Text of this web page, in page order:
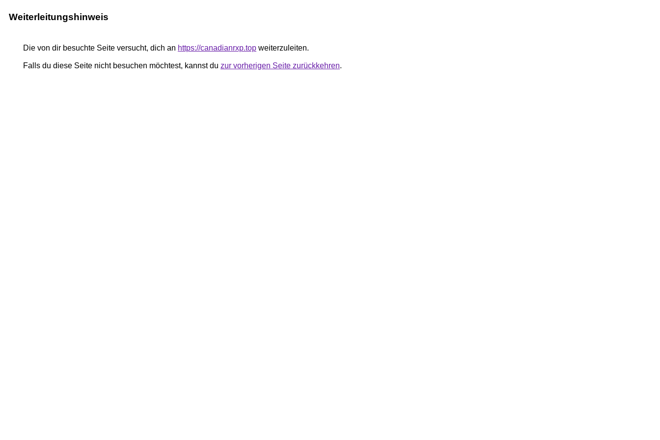
Weiterleitungshinweis
Die von dir besuchte Seite versucht, dich an https://canadianrxp.top weiterzuleiten.
Falls du diese Seite nicht besuchen möchtest, kannst du zur vorherigen Seite zurückkehren.